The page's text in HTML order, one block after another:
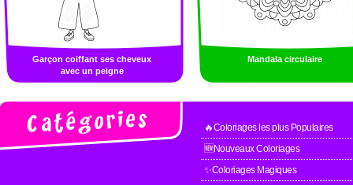
Garçon coiffant ses cheveux
avec un peigne
Mandala circulaire
🔥Coloriages les plus Populaires
🆕Nouveaux Coloriages
✨Coloriages Magiques